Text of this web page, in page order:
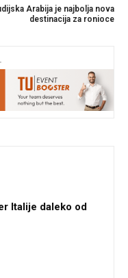
Arabija je najbolja nova
destinacija za ronioce
Italije daleko od